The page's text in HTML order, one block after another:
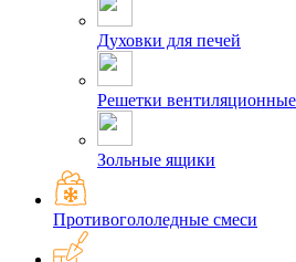
Духовки для печей
Решетки
Зольные ящики
Противогололедные смеси